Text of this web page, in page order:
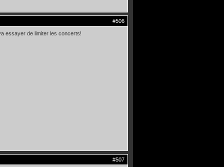
#506
essayer de limiter les concerts!
#507